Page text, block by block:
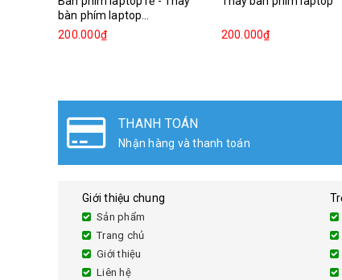
bàn phím laptop...
200.000₫
200.000₫
ĐỔI TRẢ HÀNG
Đổi sản phẩm lên đến 30 ngày
Giới thiệu chung
Sản phẩm
Trang chủ
Giới thiệu
Liên hệ